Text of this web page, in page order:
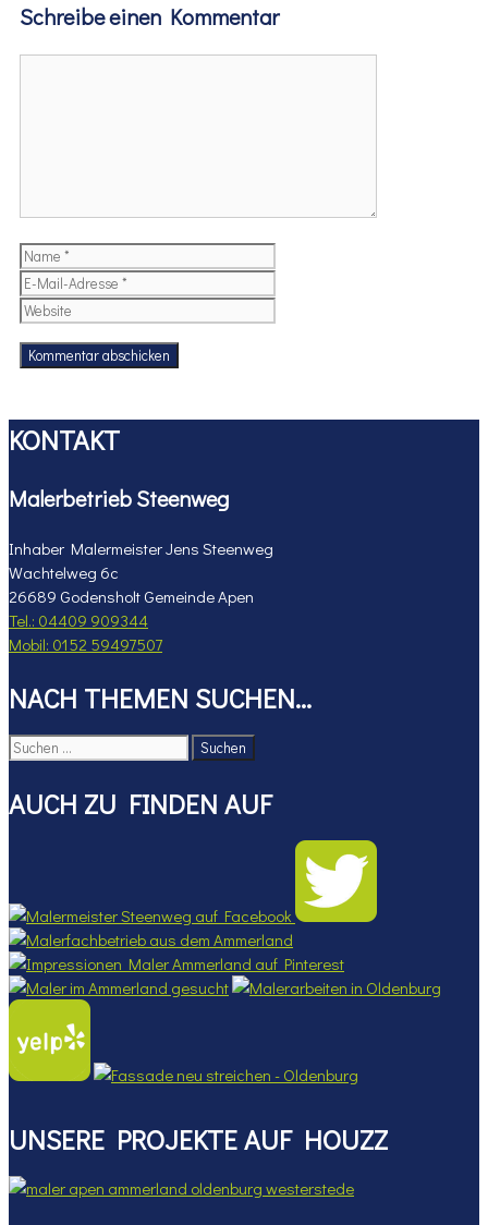
Schreibe einen Kommentar
Name
Mail-
Adresse
KONTAKT
Malerbetrieb Steenweg
Inhaber Malermeister Jens Steenweg
Wachtelweg 6c
26689 Godensholt Gemeinde Apen
Tel.: 04409 909344
Mobil: 0152 59497507
NACH THEMEN SUCHEN…
Suchen
AUCH ZU FINDEN AUF
UNSERE PROJEKTE AUF HOUZZ